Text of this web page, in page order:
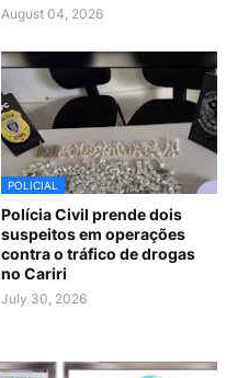
August 04, 2026
POLICIAL
Polícia Civil prende dois
suspeitos em operações
contra o tráfico de drogas
no Cariri
July 30, 2026